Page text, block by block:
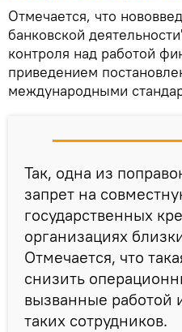
Отмечается, что
банковской
контроля над работой
приведением
международными
Так, одна из
запрет на
государственных
организациях
Отмечается, что
снизить
вызванные работой
таких сотрудников.